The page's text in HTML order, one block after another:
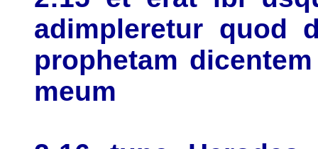
adimpleretur quod
prophetam
meum